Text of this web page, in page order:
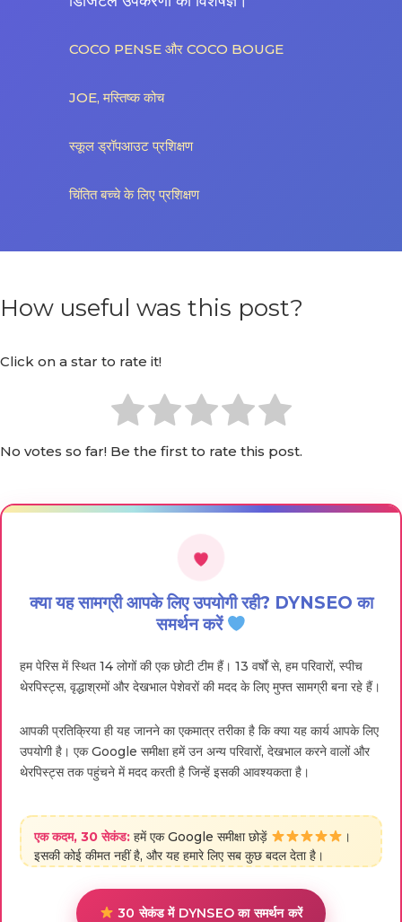
COCO PENSE और COCO BOUGE
JOE, मस्तिष्क कोच
स्कूल ड्रॉपआउट प्रशिक्षण
चिंतित बच्चे के लिए प्रशिक्षण
How useful was this post?
Click on a star to rate it!
No votes so far! Be the first to rate this post.
क्या यह सामग्री आपके लिए उपयोगी रही? DYNSEO का
समर्थन करें
हम पेरिस में स्थित 14 लोगों की एक छोटी टीम हैं। 13 वर्षों से, हम परिवारों, स्पीच
थेरपिस्ट्स, वृद्धाश्रमों और देखभाल पेशेवरों की मदद के लिए मुफ्त सामग्री बना रहे हैं।
आपकी प्रतिक्रिया ही यह जानने का एकमात्र तरीका है कि क्या यह कार्य आपके लिए
उपयोगी है। एक Google समीक्षा हमें उन अन्य परिवारों, देखभाल करने वालों और
थेरपिस्ट्स तक पहुंचने में मदद करती है जिन्हें इसकी आवश्यकता है।
एक कदम, 30 सेकंड: हमें एक Google समीक्षा छोड़ें
।
इसकी कोई कीमत नहीं है, और यह हमारे लिए सब कुछ बदल देता है।
30 सेकंड में DYNSEO का समर्थन करें